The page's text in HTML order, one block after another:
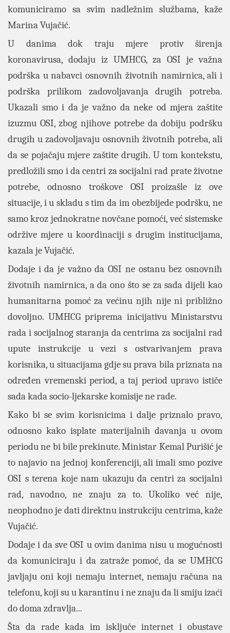
komuniciramo sa svim nadležnim službama, kaže
Marina Vujačić.
U danima dok traju mjere protiv širenja
koronavirusa, dodaju iz UMHCG, za OSI je važna
podrška u nabavci osnovnih životnih namirnica, ali i
podrška prilikom zadovoljavanja drugih potreba.
Ukazali smo i da je važno da neke od mjera zaštite
izuzmu OSI, zbog njihove potrebe da dobiju podršku
drugih u zadovoljavaju osnovnih životnih potreba, ali
da se pojačaju mjere zaštite drugih. U tom kontekstu,
predložili smo i da centri za socijalni rad prate životne
potrebe, odnosno troškove OSI proizašle iz ove
situacije, i u skladu s tim da im obezbijede podršku, ne
samo kroz jednokratne novčane pomoći, već sistemske
održive mjere u koordinaciji s drugim institucijama,
kazala je Vujačić.
Dodaje i da je važno da OSI ne ostanu bez osnovnih
životnih namirnica, a da ono što se za sada dijeli kao
humanitarna pomoć za većinu njih nije ni približno
dovoljno. UMHCG priprema inicijativu Ministarstvu
rada i socijalnog staranja da centrima za socijalni rad
upute instrukcije u vezi s ostvarivanjem prava
korisnika, u situacijama gdje su prava bila priznata na
određen vremenski period, a taj period upravo ističe
sada kada socio-ljekarske komisije ne rade.
Kako bi se svim korisnicima i dalje priznalo pravo,
odnosno kako isplate materijalnih davanja u ovom
periodu ne bi bile prekinute. Ministar Kemal Purišić je
to najavio na jednoj konferenciji, ali imali smo pozive
OSI s terena koje nam ukazuju da centri za socijalni
rad, navodno, ne znaju za to. Ukoliko već nije,
neophodno je dati direktnu instrukciju centrima, kaže
Vujačić.
Dodaje i da sve OSI u ovim danima nisu u mogućnosti
da komuniciraju i da zatraže pomoć, da se UMHCG
javljaju oni koji nemaju internet, nemaju računa na
telefonu, koji su u karantinu i ne znaju da li smiju izaći
do doma zdravlja...
Šta da rade kada im isključe internet i obustave